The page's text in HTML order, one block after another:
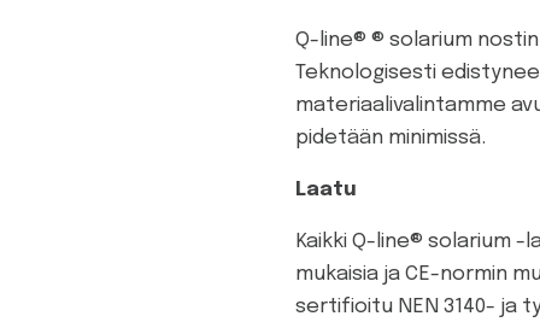
Q-line® ® solarium
Teknologisesti
materiaalivalintamme
pidetään minimissä.
Laatu
Kaikki Q-line® solarium
mukaisia ja CE-normin
sertifioitu NEN 3140- ja